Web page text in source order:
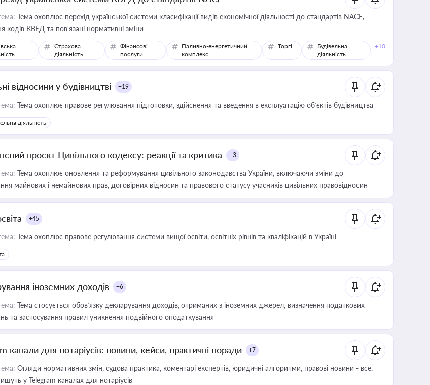
Тема охоплює перехід української системи класифікації видів економічної діяльності до стандартів NACE,
кодів КВЕД та пов'язані нормативні зміни
Страхова
діяльність
Фінансові
послуги
Паливно-енергетичний
комплекс
Торгівля
Будівельна
діяльність
+10
відносини у будівництві +19
Тема охоплює правове регулювання підготовки, здійснення та введення в експлуатацію об’єктів будівництва
діяльність
проєкт Цивільного кодексу: реакції та критика +3
Тема охоплює оновлення та реформування цивільного законодавства України, включаючи зміни до
майнових і немайнових прав, договірних відносин та правового статусу учасників цивільних правовідносин
+45
Тема охоплює правове регулювання системи вищої освіти, освітніх рівнів та кваліфікацій в Україні
іноземних доходів +6
Тема стосується обов’язку декларування доходів, отриманих з іноземних джерел, визначення податкових
та застосування правил уникнення подвійного оподаткування
канали для нотаріусів: новини, кейси, практичні поради +7
Огляди нормативних змін, судова практика, коментарі експертів, юридичні алгоритми, правові новини - все,
у Telegram каналах для нотаріусів